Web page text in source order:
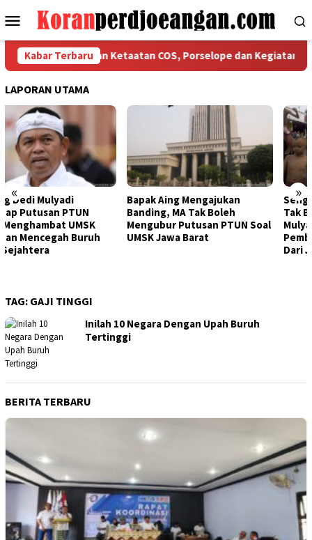
ke
Menu
Mobile
Kabar Terbaru
Bekasi Tegaskan Ketaatan COS, Porselope dan Kegiatan Sosial
LAPORAN UTAMA
« »
Bapak Aing Mengajukan
Banding, MA Tak Boleh
Mengubur Putusan PTUN Soal
UMSK Jawa Barat
Sengketa UMSK Jabar 2026
Tak Berkesudahan, Dedi
Mulyadi Terancam
Pemberhentian Sementara
TAG: GAJI TINGGI
Inilah 10 Negara Dengan Upah Buruh
Tertinggi
BERITA TERBARU